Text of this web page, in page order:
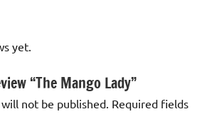
yet.
“The Mango Lady”
not be published. Required fields